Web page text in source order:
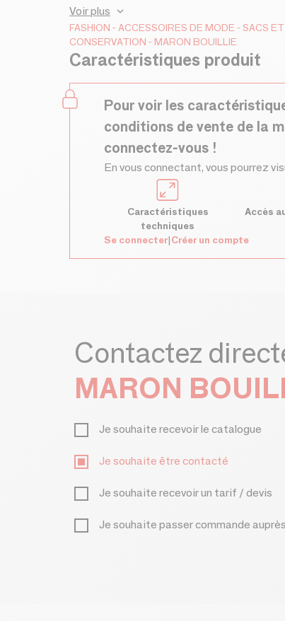
capacité accrue, ses dimensions sont de
polyester recyclé, il se lave en machine.
Choisissez votre modèle préféré lors de la
Voir plus
FASHION ACCESSOIRES DE MODE SACS
CONSERVATION
MARON BOUILLIE
Caractéristiques produit
Pour voir les
conditions de vente de la
connectez-vous !
En vous connectant, vous pourrez
Caractéristiques
techniques
Accès
Se connecter|Créer un compte
Contactez
MARON
Je souhaite recevoir le catalogue
Je souhaite être contacté
Je souhaite recevoir un tarif / devis
Je souhaite passer commande